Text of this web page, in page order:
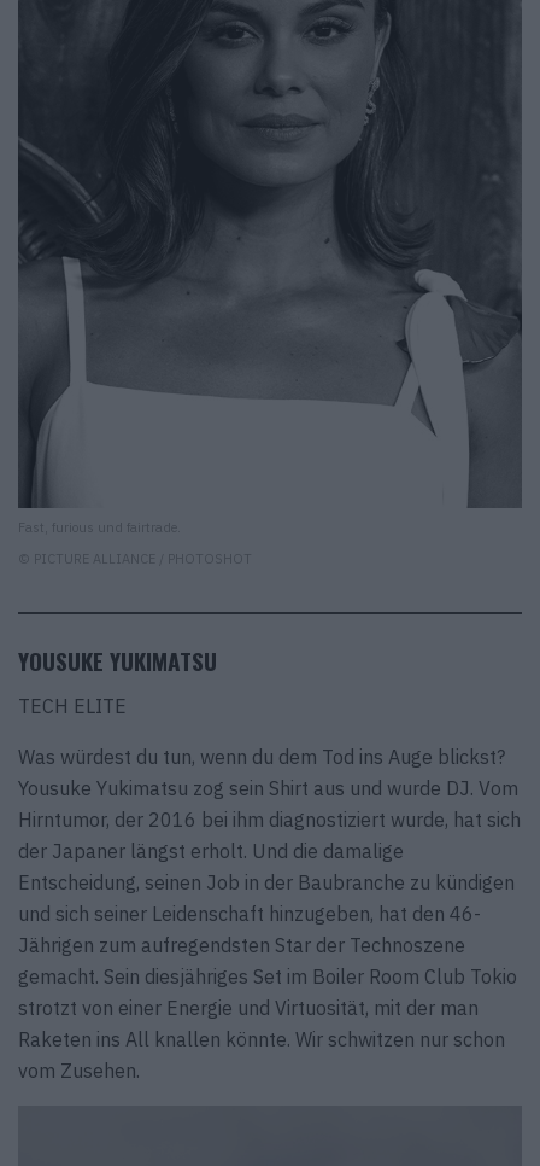
Fast, furious und fairtrade.
© PICTURE ALLIANCE / PHOTOSHOT
YOUSUKE YUKIMATSU
TECH ELITE
Was würdest du tun, wenn du dem Tod ins Auge blickst?
Yousuke Yukimatsu zog sein Shirt aus und wurde DJ. Vom
Hirntumor, der 2016 bei ihm diagnostiziert wurde, hat sich
der Japaner längst erholt. Und die damalige
Entscheidung, seinen Job in der Baubranche zu kündigen
und sich seiner Leidenschaft hinzugeben, hat den 46-
Jährigen zum aufregendsten Star der Technoszene
gemacht. Sein diesjähriges Set im Boiler Room Club Tokio
strotzt von einer Energie und Virtuosität, mit der man
Raketen ins All knallen könnte. Wir schwitzen nur schon
vom Zusehen.